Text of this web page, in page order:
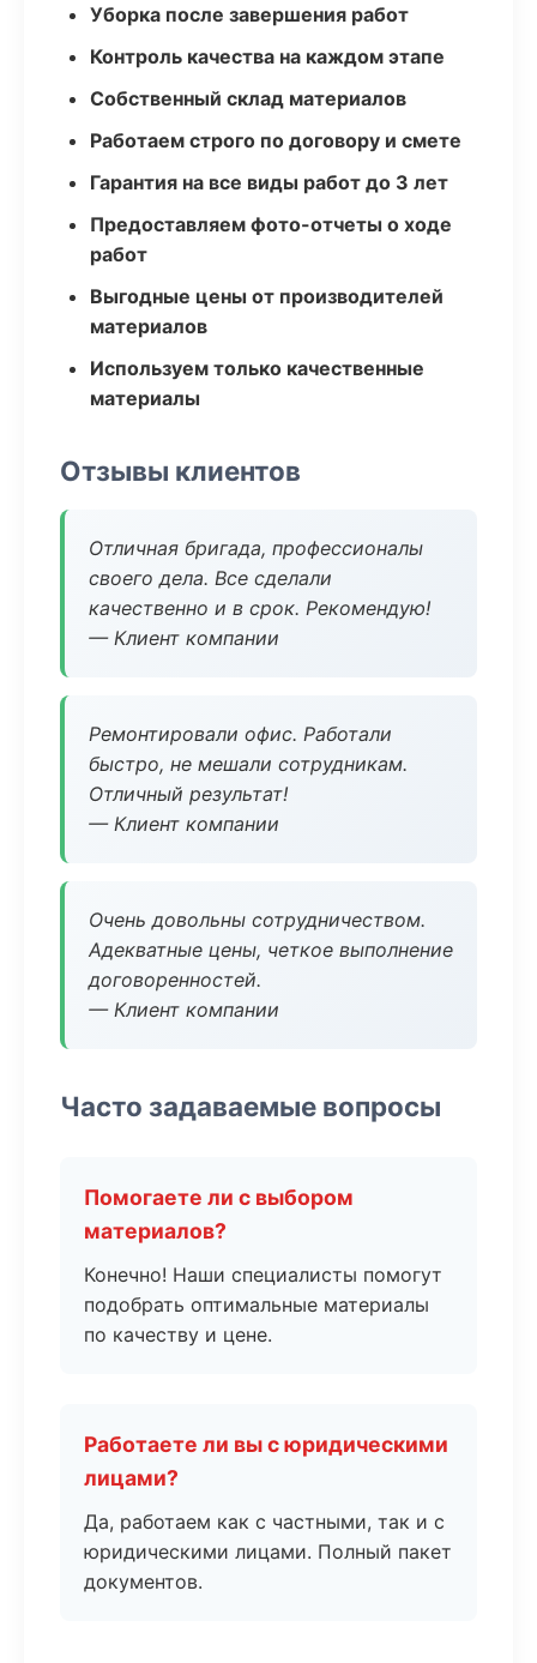
Уборка после завершения работ
Контроль качества на каждом этапе
Собственный склад материалов
Работаем строго по договору и смете
Гарантия на все виды работ до 3 лет
Предоставляем фото-отчеты о ходе
работ
Выгодные цены от производителей
материалов
Используем только качественные
материалы
Отзывы клиентов
Отличная бригада, профессионалы
своего дела. Все сделали
качественно и в срок. Рекомендую!
— Клиент компании
Ремонтировали офис. Работали
быстро, не мешали сотрудникам.
Отличный результат!
— Клиент компании
Очень довольны сотрудничеством.
Адекватные цены, четкое выполнение
договоренностей.
— Клиент компании
Часто задаваемые вопросы
Помогаете ли с выбором
материалов?
Конечно! Наши специалисты помогут
подобрать оптимальные материалы
по качеству и цене.
Работаете ли вы с юридическими
лицами?
Да, работаем как с частными, так и с
юридическими лицами. Полный пакет
документов.